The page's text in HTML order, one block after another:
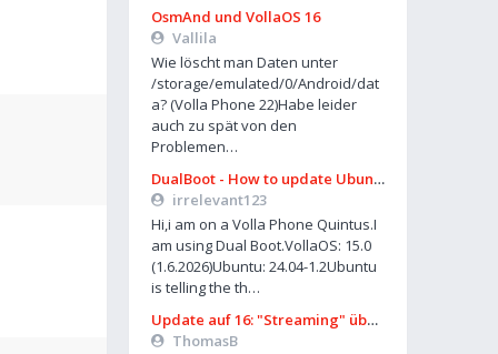
OsmAnd und VollaOS 16
Vallila
Wie löscht man Daten unter
/storage/emulated/0/Android/dat
a? (Volla Phone 22)Habe leider
auch zu spät von den
Problemen…
DualBoot - How to update Ubuntu
irrelevant123
Hi,i am on a Volla Phone Quintus.I
am using Dual Boot.VollaOS: 15.0
(1.6.2026)Ubuntu: 24.04-1.2Ubuntu
is telling the th…
Update auf 16: "Streaming" über Mobilfunk geht nicht mehr
ThomasB